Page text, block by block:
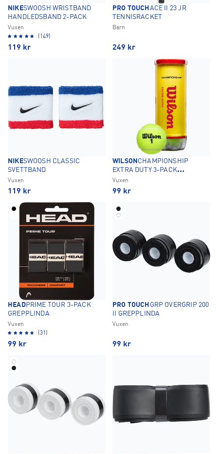
NIKESWOOSH WRISTBAND
HANDLEDSBAND 2-PACK
Vuxen
(149)
119 kr
PRO TOUCH ACE II 23 JR
TENNISRACKET
Barn
249 kr
NIKESWOOSH CLASSIC
SVETTBAND
Vuxen
119 kr
WILSON CHAMPIONSHIP
EXTRA DUTY 3-PACK
TENNISBOLLAR
Vuxen
99 kr
HEADPRIME TOUR 3-PACK
GREPPLINDA
Vuxen
(31)
99 kr
PRO TOUCH GRP OVERGRIP 200
II GREPPLINDA
Vuxen
99 kr